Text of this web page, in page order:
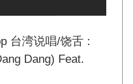
台湾说唱/饶舌 :
Dang) Feat.